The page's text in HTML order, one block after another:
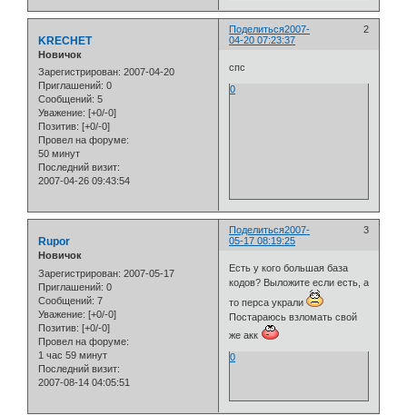
Поделиться 2
2007-
04-20 07:23:37
KRECHET
Новичок
Зарегистрирован: 2007-04-20
Приглашений: 0
Сообщений: 5
Уважение: [+0/-0]
Позитив: [+0/-0]
Провел на форуме:
50 минут
Последний визит:
2007-04-26 09:43:54
спс
0
Поделиться 3
2007-
05-17 08:19:25
Rupor
Новичок
Зарегистрирован: 2007-05-17
Приглашений: 0
Сообщений: 7
Уважение: [+0/-0]
Позитив: [+0/-0]
Провел на форуме:
1 час 59 минут
Последний визит:
2007-08-14 04:05:51
Есть у кого большая база
кодов? Выложите если есть, а
то перса украли
Постараюсь взломать свой
же акк
0